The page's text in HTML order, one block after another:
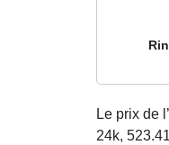
Le prix de
24k, 523.41